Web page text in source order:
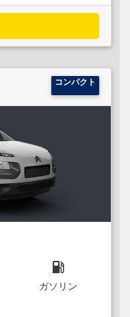
コンパクト
local_gas_station
ガソリン